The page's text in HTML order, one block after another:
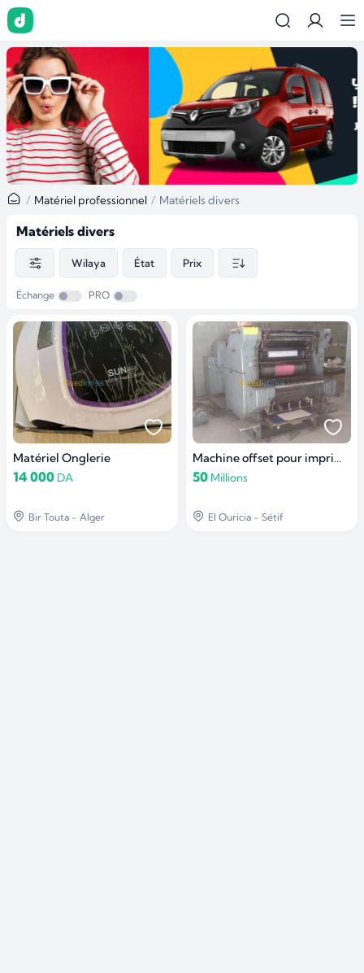
Matériel professionnel Matériels divers
Matériels divers
Wilaya État Prix
Échange PRO
Matériel Onglerie
14 000 DA
Bir Touta - Alger
Machine offset pour imprimerie
50 Millions
El Ouricia - Sétif